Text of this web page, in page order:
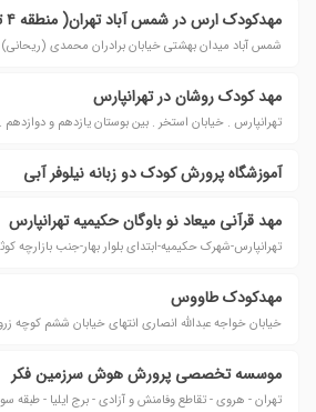
مهدکودک ارس در شمس آباد تهران( منطقه ۴ تهران)
شمس آباد میدان بهشتی خیابان برادران محمدی (ریحانی)
مهد کودک روشان در تهرانپارس
تهرانپارس . خیابان استخر . بین بوستان یازدهم و دوازدهم .
آموزشگاه پرورش کودک دو زبانه نیلوفر آبی
مهد قرآنی میعاد نو باوگان حکیمیه تهرانپارس
تهرانپارس-شهرک حکیمیه-ابتدای بلوار بهار-جنب بازارچه کوثر-
مهدکودک طاووس
خیابان خواجه عبدالله انصاری انتهای خیابان ششم کوچه
موسسه تخصصی پرورش هوش سرزمین فکر
تهران - هروی - تقاطع وفامنش و آزادی - برج ایلیا - طبقه سوم